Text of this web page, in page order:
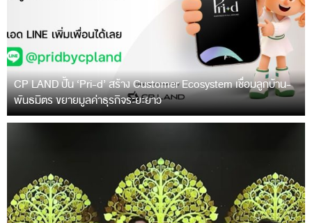
CP LAND ปั้น ‘Pri-d’ สร้าง Customer Ecosystem เชื่อมลูกบ้าน-
พันธมิตร ขยายมูลค่าธุรกิจระยะยาว